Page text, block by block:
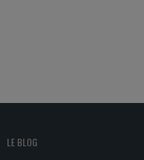
LE BLOG